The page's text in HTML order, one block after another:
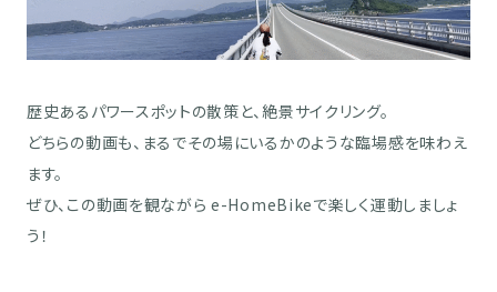
歴史あるパワースポットの散策と、絶景サイクリング。
どちらの動画も、まるでその場にいるかのような臨場感を味わえ
ます。
ぜひ、この動画を観ながら e-HomeBikeで楽しく運動しましょ
う！